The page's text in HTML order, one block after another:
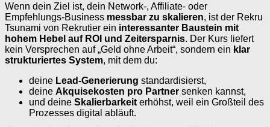
Wenn dein Ziel ist, dein Network-, Affiliate- oder
Empfehlungs-Business messbar zu skalieren, ist der Rekru
Tsunami von Rekrutier ein interessanter Baustein mit
hohem Hebel auf ROI und Zeitersparnis. Der Kurs liefert
kein Versprechen auf „Geld ohne Arbeit“, sondern ein klar
strukturiertes System, mit dem du:
deine Lead-Generierung standardisierst,
deine Akquisekosten pro Partner senken kannst,
und deine Skalierbarkeit erhöhst, weil ein Großteil des
Prozesses digital abläuft.